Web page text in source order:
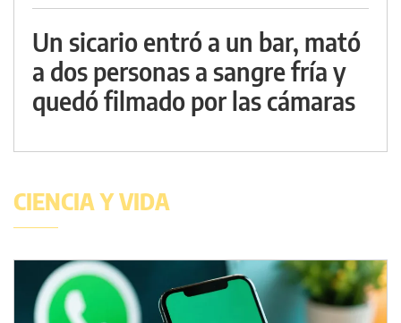
Un sicario entró a un bar, mató
a dos personas a sangre fría y
quedó filmado por las cámaras
CIENCIA Y VIDA